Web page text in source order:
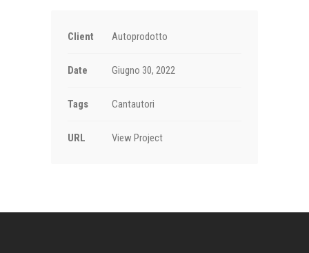
Client Autoprodotto
Date Giugno 30, 2022
Tags Cantautori
URL View Project